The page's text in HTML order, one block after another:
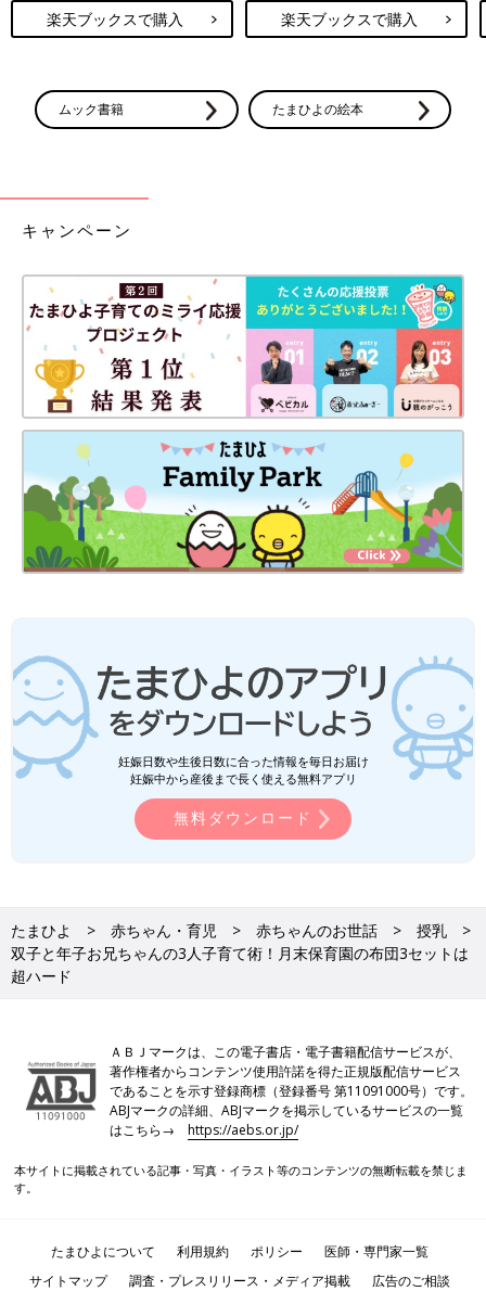
楽天ブックスで購入 楽天ブックスで購入
ムック書籍 たまひよの絵本
キャンペーン
妊娠日数や生後日数に合った情報を毎日お届け
妊娠中から産後まで長く使える無料アプリ
無料ダウンロード
たまひよ 赤ちゃん・育児 赤ちゃんのお世話
授乳
双子と年子お兄ちゃんの3人子育て術！月末保育園の布団3セットは
超ハード
ＡＢＪマークは、この電子書店・電子書籍配信サービスが、
著作権者からコンテンツ使用許諾を得た正規版配信サービス
であることを示す登録商標（登録番号 第11091000号）です。
ABJマークの詳細、ABJマークを掲示しているサービスの一覧
はこちら→https://aebs.or.jp/
本サイトに掲載されている記事・写真・イラスト等のコンテンツの無断転載を禁じま
す。
たまひよについて 利用規約 ポリシー
医師・専門家一覧
サイトマップ
調査・プレスリリース・メディア掲載
広告のご相談